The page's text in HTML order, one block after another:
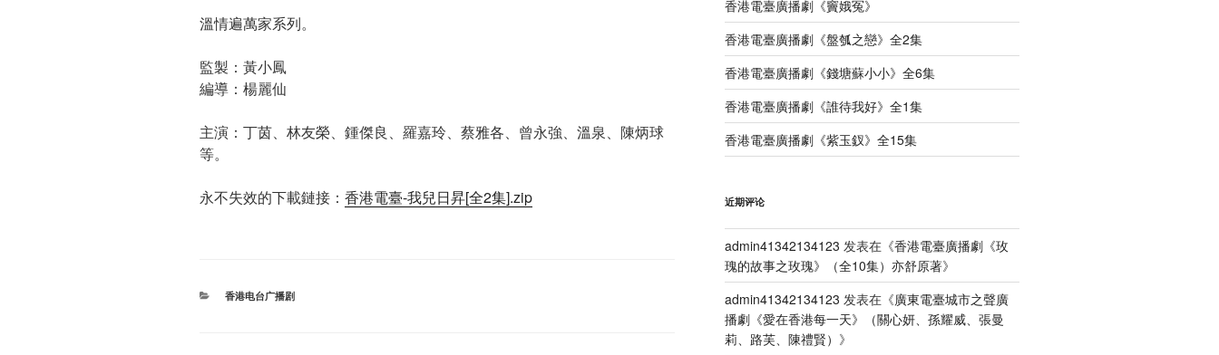
溫情遍萬家系列。
監製：黃小鳳
編導：楊麗仙
主演：丁茵、林友榮、鍾傑良、羅嘉玲、蔡雅各、曾永強、溫泉、陳炳球
等。
永不失效的下載鏈接： 香港電臺-我兒日昇[全2集].zip
分
香港电台广播剧
香港電臺廣播劇《竇娥冤》
香港電臺廣播劇《盤瓠之戀》全2集
香港電臺廣播劇《錢塘蘇小小》全6集
香港電臺廣播劇《誰待我好》全1集
香港電臺廣播劇《紫玉釵》全15集
近期评论
admin41342134123 发表在《香港電臺廣播劇《玫
瑰的故事之玫瑰》（全10集）亦舒原著》
admin41342134123 发表在《廣東電臺城市之聲廣
播劇《愛在香港每一天》（關心妍、孫耀威、張曼
莉、路芙、陳禮賢） 》